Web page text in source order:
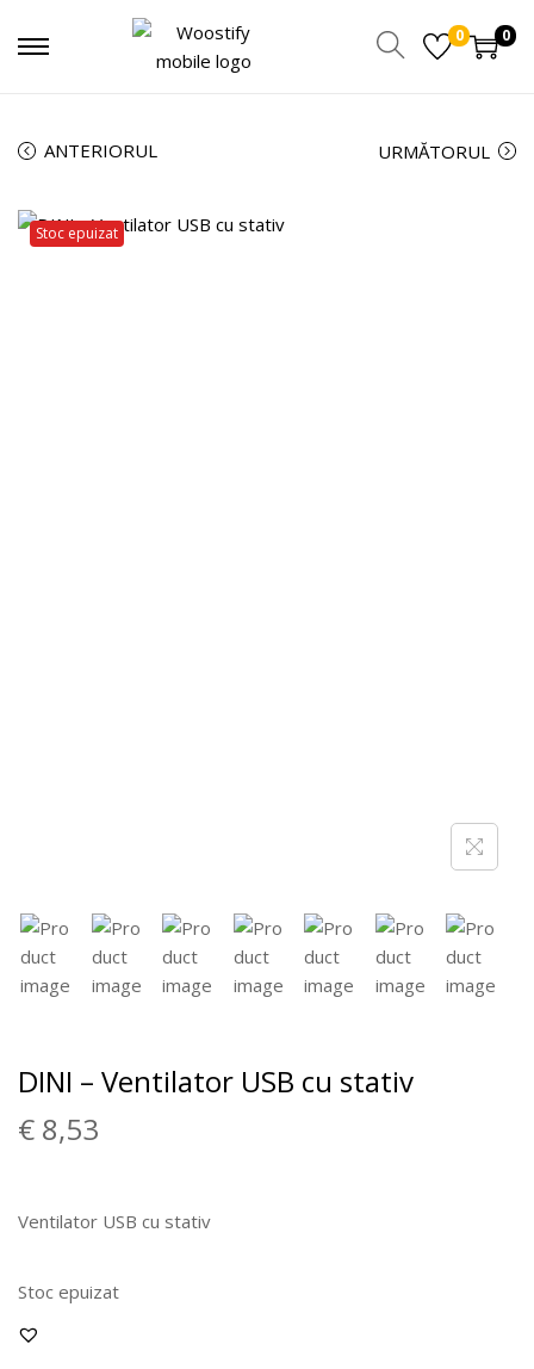
0 0
ANTERIORUL URMĂTORUL
Stoc epuizat
DINI – Ventilator USB cu stativ
€ 8,53
Ventilator USB cu stativ
Stoc epuizat